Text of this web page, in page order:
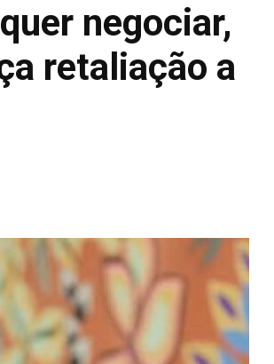
negociar,
retaliação a